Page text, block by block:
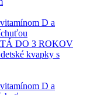
D a
DO 3 ROKOV
kvapky s
D a